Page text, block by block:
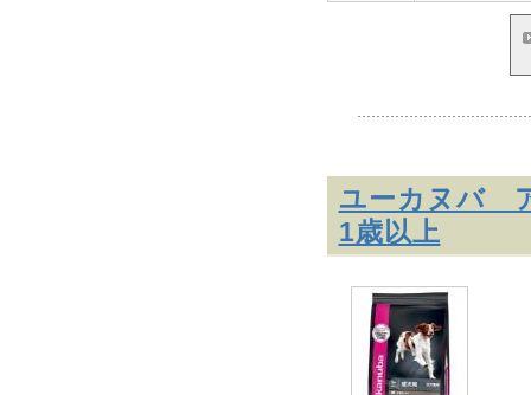
ユーカヌバ
1歳以上